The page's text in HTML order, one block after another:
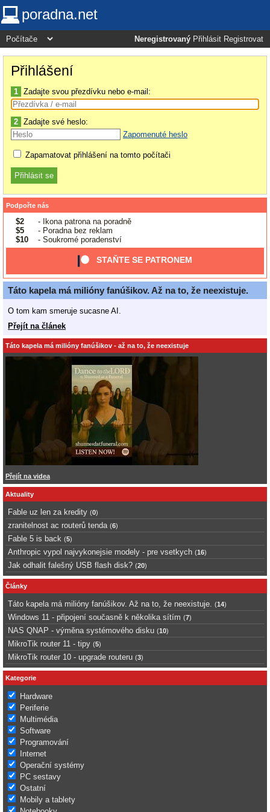
poradna.net
Neregistrovaný Přihlásit Registrovat
Přihlášení
1 Zadajte svou přezdívku nebo e-mail:
2 Zadajte své heslo:
Zapomenuté heslo
Zapamatovat přihlášení na tomto počítači
Podpořte nás
$2
- Ikona patrona na poradně
$5
- Poradna bez reklam
$10
- Soukromé poradenství
STAŇTE SE PATRONEM
Táto kapela má milióny fanúšikov. Až na to, že neexistuje.
O tom kam smeruje sucasne AI.
Přejít na článek
Táto kapela má milióny fanúšikov - až na to, že neexistuje
Přejít na videa
Aktuality
Fable uz len za kredity (0)
zranitelnost ac routerů tenda (6)
Fable 5 is back (5)
Anthropic vypol najvykonejsie modely - pre vsetkych (16)
Jak odhalit falešný USB flash disk? (20)
Články
Táto kapela má milióny fanúšikov. Až na to, že neexistuje. (14)
Windows 11 - připojení současně k několika sítím (7)
NAS QNAP - výměna systémového disku (10)
MikroTik router 11 - tipy (5)
MikroTik router 10 - upgrade routeru (3)
Kategorie
Hardware
Periferie
Multimédia
Software
Programování
Internet
Operační systémy
PC sestavy
Ostatní
Mobily a tablety